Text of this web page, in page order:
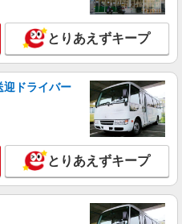
内
詳細を見る
NEW
間関係良好♪静かなシニア住
・.
給240,000〜400,000円 ・基本
220,000円 ・資格手当：10,000〜
手当：10,000〜70,000円 ・処遇改
〜60,000円（勤続年数、保有資格
区周辺｜最寄り：稲毛駅
とりあえずキープ
迎ドライバー
とりあえずキープ